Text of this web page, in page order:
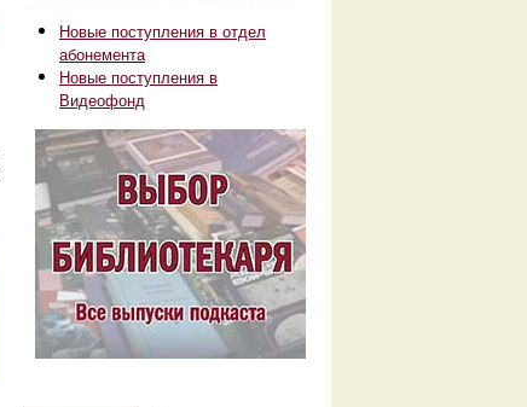
Новые поступления в отдел
абонемента
Новые поступления в
Видеофонд